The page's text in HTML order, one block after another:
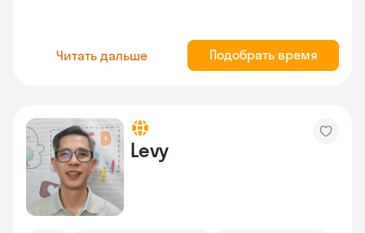
Читать дальше Подобрать время
Levy